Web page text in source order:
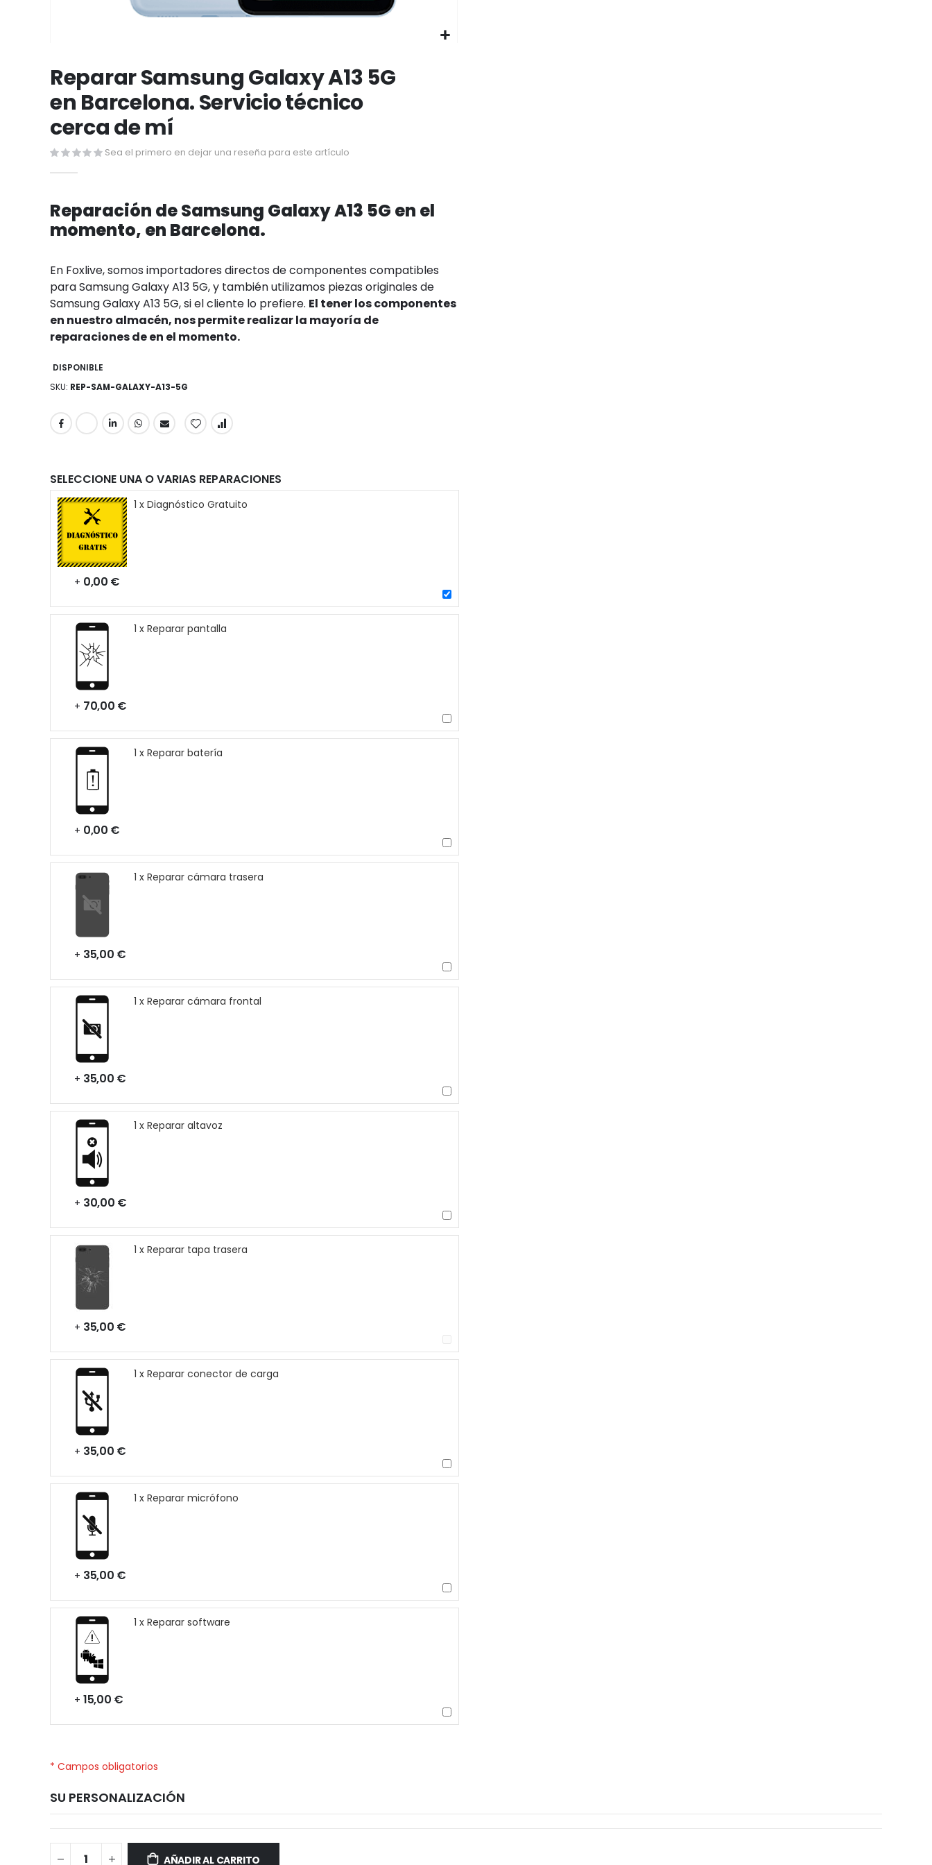
al
comienzo
de
galería
de
Reparar Samsung Galaxy A13 5G
en Barcelona. Servicio técnico
cerca de mí
Sea el primero en dejar una reseña para este artículo
Reparación de Samsung Galaxy A13 5G en el
momento, en Barcelona.
En Foxlive, somos importadores directos de componentes compatibles
para Samsung Galaxy A13 5G, y también utilizamos piezas originales de
Samsung Galaxy A13 5G, si el cliente lo prefiere. El tener los componentes
en nuestro almacén, nos permite realizar la mayoría de
reparaciones de en el momento.
DISPONIBLE
SKU REP-SAM-GALAXY-A13-5G
SELECCIONE UNA O VARIAS REPARACIONES
1 x Diagnóstico Gratuito
+ 0,00 €
1 x Reparar pantalla
+ 70,00 €
1 x Reparar batería
+ 0,00 €
1 x Reparar cámara trasera
+ 35,00 €
1 x Reparar cámara frontal
+ 35,00 €
1 x Reparar altavoz
+ 30,00 €
1 x Reparar tapa trasera
+ 35,00 €
1 x Reparar conector de carga
+ 35,00 €
1 x Reparar micrófono
+ 35,00 €
1 x Reparar software
+ 15,00 €
* Campos obligatorios
SU PERSONALIZACIÓN
Galaxy
AÑADIR AL CARRITO